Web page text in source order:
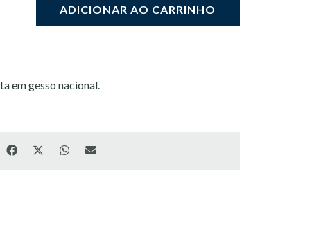
ADICIONAR AO CARRINHO
em gesso nacional.